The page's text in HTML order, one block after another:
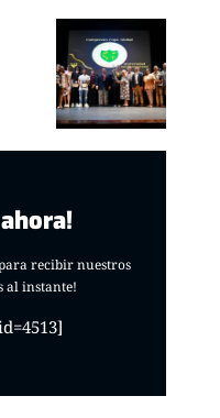
recibir nuestros
al instante!